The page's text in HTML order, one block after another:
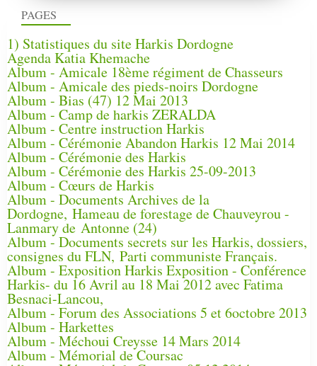
PAGES
1) Statistiques du site Harkis Dordogne
Agenda Katia Khemache
Album - Amicale 18ème régiment de Chasseurs
Album - Amicale des pieds-noirs Dordogne
Album - Bias (47) 12 Mai 2013
Album - Camp de harkis ZERALDA
Album - Centre instruction Harkis
Album - Cérémonie Abandon Harkis 12 Mai 2014
Album - Cérémonie des Harkis
Album - Cérémonie des Harkis 25-09-2013
Album - Cœurs de Harkis
Album - Documents Archives de la
Dordogne, Hameau de forestage de Chauveyrou -
Lanmary de Antonne (24)
Album - Documents secrets sur les Harkis, dossiers,
consignes du FLN, Parti communiste Français.
Album - Exposition Harkis Exposition - Conférence
Harkis- du 16 Avril au 18 Mai 2012 avec Fatima
Besnaci-Lancou,
Album - Forum des Associations 5 et 6octobre 2013
Album - Harkettes
Album - Méchoui Creysse 14 Mars 2014
Album - Mémorial de Coursac